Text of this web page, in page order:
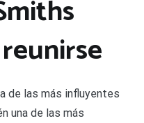
de las más influyentes
una de las más